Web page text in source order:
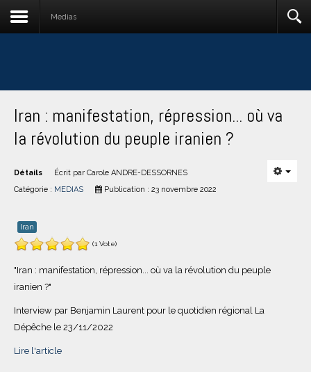
Medias
Iran : manifestation, répression... où va
la révolution du peuple iranien ?
Détails Écrit par Carole ANDRE-DESSORNES
Catégorie : MEDIAS Publication : 23 novembre 2022
Iran
(1 Vote)
"Iran : manifestation, répression... où va la révolution du peuple
iranien ?"
Interview par Benjamin Laurent pour le quotidien régional La
Dépêche le 23/11/2022
Lire l'article